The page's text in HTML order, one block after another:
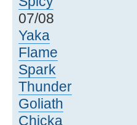
07/08
Yaka
Flame
Spark
Thunder
Goliath
Chicka